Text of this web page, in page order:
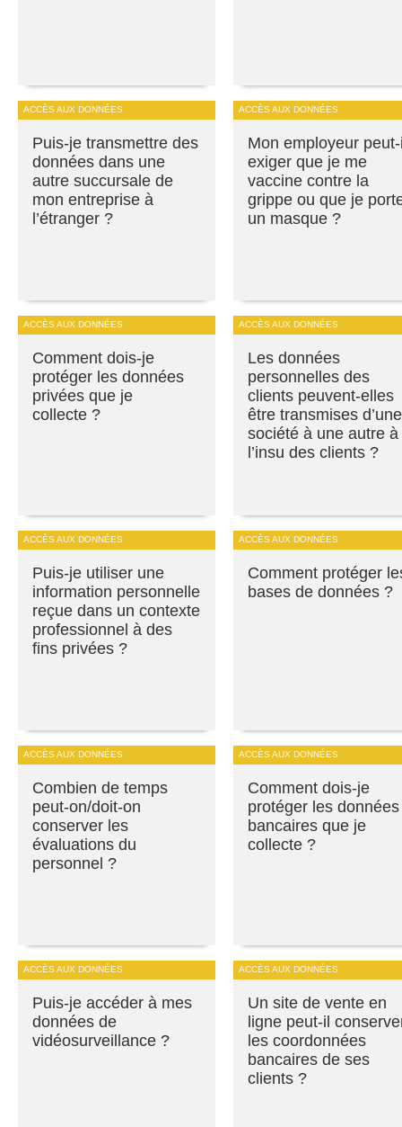
ACCÈS AUX DONNÉES
Puis-je transmettre des
données dans une
autre succursale de
mon entreprise à
l’étranger ?
ACCÈS AUX DONNÉES
Mon employeur
exiger que je me
vaccine contre la
grippe ou que je
un masque ?
ACCÈS AUX DONNÉES
Comment dois-je
protéger les données
privées que je
collecte ?
ACCÈS AUX DONNÉES
Les données
personnelles des
clients peuvent-elles
être transmises d’une
société à une autre à
l’insu des clients ?
ACCÈS AUX DONNÉES
Puis-je utiliser une
information personnelle
reçue dans un contexte
professionnel à des
fins privées ?
ACCÈS AUX DONNÉES
Comment protéger
bases de données ?
ACCÈS AUX DONNÉES
Combien de temps
peut-on/doit-on
conserver les
évaluations du
personnel ?
ACCÈS AUX DONNÉES
Comment dois-je
protéger les données
bancaires que je
collecte ?
ACCÈS AUX DONNÉES
Puis-je accéder à mes
données de
vidéosurveillance ?
ACCÈS AUX DONNÉES
Un site de vente en
ligne peut-il
les coordonnées
bancaires de ses
clients ?